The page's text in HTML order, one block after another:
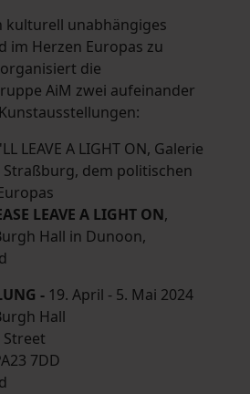
kulturell unabhängiges
im Herzen Europas zu
die
AiM zwei aufeinander
LEAVE A LIGHT ON, Galerie
Straßburg, dem politischen
LEAVE A LIGHT ON,
Hall in Dunoon,
- 19. April - 5. Mai 2024
Hall
Street
7DD